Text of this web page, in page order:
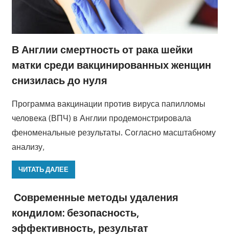
В Англии смертность от рака шейки
матки среди вакцинированных женщин
снизилась до нуля
Программа вакцинации против вируса папилломы
человека (ВПЧ) в Англии продемонстрировала
феноменальные результаты. Согласно масштабному
анализу,
ЧИТАТЬ ДАЛЕЕ
Современные методы удаления
кондилом: безопасность,
эффективность, результат